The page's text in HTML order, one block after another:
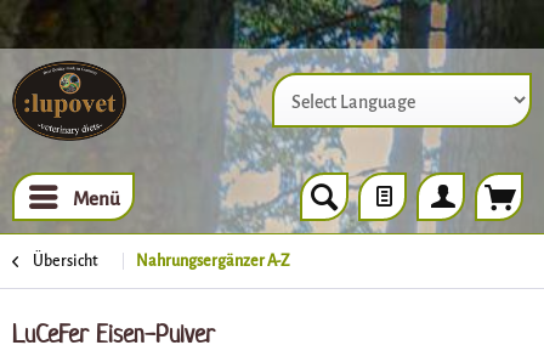
Powered by
Menü
Übersicht Nahrungsergänzer A-Z
LuCeFer Eisen-Pulver